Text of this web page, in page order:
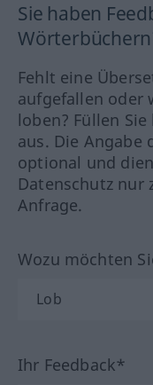
Sie haben
Fehlt eine
aufgefallen oder
loben? Füllen
aus. Die Angabe
optional und
Datenschutz nur
Anfrage.
Wozu möchten
Ihr Feedback*